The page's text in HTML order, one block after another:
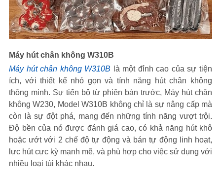
Máy hút chân không W310B
Máy hút chân không W310B là một đỉnh cao của sự tiện
ích, với thiết kế nhỏ gọn và tính năng hút chân không
thông minh. Sự tiến bộ từ phiên bản trước, Máy hút chân
không W230, Model W310B không chỉ là sự nâng cấp mà
còn là sự đột phá, mang đến những tính năng vượt trội.
Độ bền của nó được đánh giá cao, có khả năng hút khô
hoặc ướt với 2 chế độ tự động và bán tự động linh hoạt,
lực hút cực kỳ mạnh mẽ, và phù hợp cho việc sử dụng với
nhiều loại túi khác nhau.